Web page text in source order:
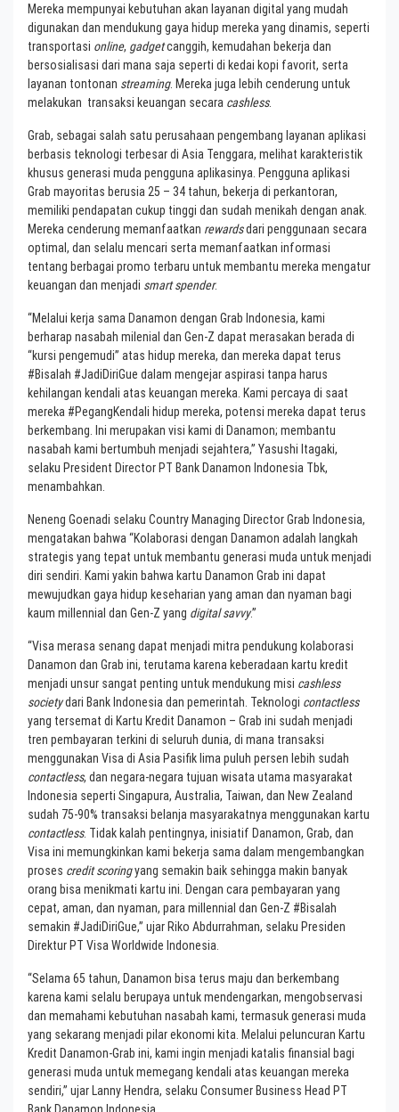
Mereka mempunyai kebutuhan akan layanan digital yang mudah
digunakan dan mendukung gaya hidup mereka yang dinamis, seperti
transportasi online, gadgetcanggih, kemudahan bekerja dan
bersosialisasi dari mana saja seperti di kedai kopi favorit, serta
layanan tontonan streaming. Mereka juga lebih cenderung untuk
melakukan transaksi keuangan secara cashless.
Grab, sebagai salah satu perusahaan pengembang layanan aplikasi
berbasis teknologi terbesar di Asia Tenggara, melihat karakteristik
khusus generasi muda pengguna aplikasinya. Pengguna aplikasi
Grab mayoritas berusia 25 – 34 tahun, bekerja di perkantoran,
memiliki pendapatan cukup tinggi dan sudah menikah dengan anak.
Mereka cenderung memanfaatkan rewardsdari penggunaan secara
optimal, dan selalu mencari serta memanfaatkan informasi
tentang berbagai promo terbaru untuk membantu mereka mengatur
keuangan dan menjadi smart spender.
“Melalui kerja sama Danamon dengan Grab Indonesia, kami
berharap nasabah milenial dan Gen-Z dapat merasakan berada di
“kursi pengemudi” atas hidup mereka, dan mereka dapat terus
#Bisalah #JadiDiriGue dalam mengejar aspirasi tanpa harus
kehilangan kendali atas keuangan mereka. Kami percaya di saat
mereka #PegangKendali hidup mereka, potensi mereka dapat terus
berkembang. Ini merupakan visi kami di Danamon; membantu
nasabah kami bertumbuh menjadi sejahtera,” Yasushi Itagaki,
selaku President Director PT Bank Danamon Indonesia Tbk,
menambahkan.
Neneng Goenadi selaku Country Managing Director Grab Indonesia,
mengatakan bahwa “Kolaborasi dengan Danamon adalah langkah
strategis yang tepat untuk membantu generasi muda untuk menjadi
diri sendiri. Kami yakin bahwa kartu Danamon Grab ini dapat
mewujudkan gaya hidup keseharian yang aman dan nyaman bagi
kaum millennial dan Gen-Z yang digital savvy.”
“Visa merasa senang dapat menjadi mitra pendukung kolaborasi
Danamon dan Grab ini, terutama karena keberadaan kartu kredit
menjadi unsur sangat penting untuk mendukung misi cashless
societydari Bank Indonesia dan pemerintah. Teknologi contactless
yang tersemat di Kartu Kredit Danamon – Grab ini sudah menjadi
tren pembayaran terkini di seluruh dunia, di mana transaksi
menggunakan Visa di Asia Pasifik lima puluh persen lebih sudah
contactless, dan negara-negara tujuan wisata utama masyarakat
Indonesia seperti Singapura, Australia, Taiwan, dan New Zealand
sudah 75-90% transaksi belanja masyarakatnya menggunakan kartu
contactless. Tidak kalah pentingnya, inisiatif Danamon, Grab, dan
Visa ini memungkinkan kami bekerja sama dalam mengembangkan
proses credit scoringyang semakin baik sehingga makin banyak
orang bisa menikmati kartu ini. Dengan cara pembayaran yang
cepat, aman, dan nyaman, para millennial dan Gen-Z #Bisalah
semakin #JadiDiriGue,” ujar Riko Abdurrahman, selaku Presiden
Direktur PT Visa Worldwide Indonesia.
“Selama 65 tahun, Danamon bisa terus maju dan berkembang
karena kami selalu berupaya untuk mendengarkan, mengobservasi
dan memahami kebutuhan nasabah kami, termasuk generasi muda
yang sekarang menjadi pilar ekonomi kita. Melalui peluncuran Kartu
Kredit Danamon-Grab ini, kami ingin menjadi katalis finansial bagi
generasi muda untuk memegang kendali atas keuangan mereka
sendiri,” ujar Lanny Hendra, selaku Consumer Business Head PT